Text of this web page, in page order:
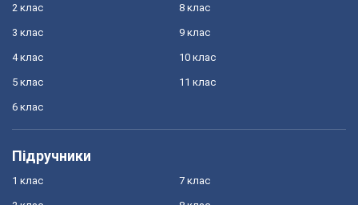
2 клас
3 клас
4 клас
5 клас
6 клас
8 клас
9 клас
10 клас
11 клас
Підручники
1 клас 7 клас